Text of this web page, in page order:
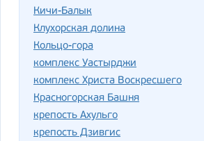
Кичи-Балык
Клухорская долина
Кольцо-гора
комплекс Уастырджи
комплекс Христа Воскресшего
Красногорская Башня
крепость Ахульго
крепость Дзивгис